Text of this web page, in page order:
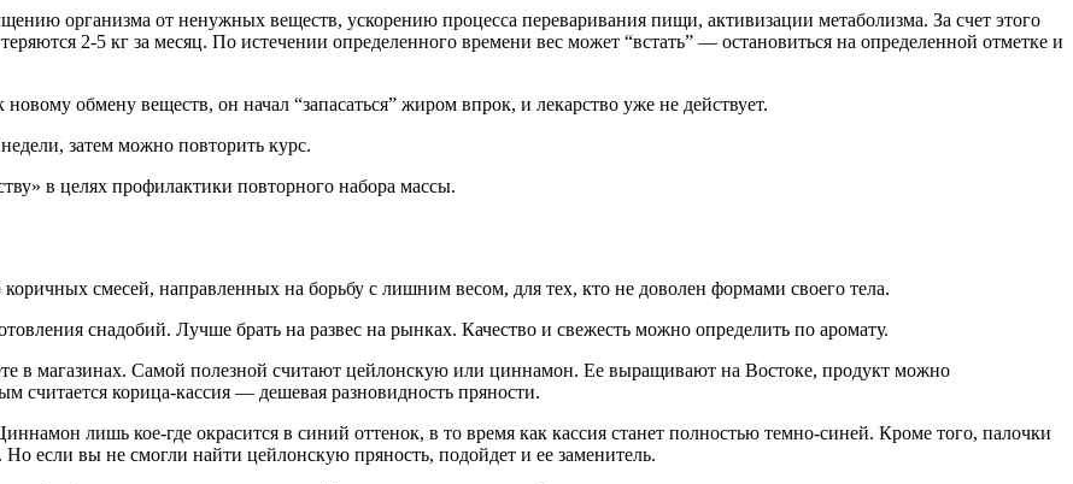
организма от ненужных веществ, ускорению процесса переваривания пищи, активизации метаболизма. За счет этого
2-5 кг за месяц. По истечении определенного времени вес может “встать” — остановиться на определенной отметке и
обмену веществ, он начал “запасаться” жиром впрок, и лекарство уже не действует.
затем можно повторить курс.
в целях профилактики повторного набора массы.
смесей, направленных на борьбу с лишним весом, для тех, кто не доволен формами своего тела.
снадобий. Лучше брать на развес на рынках. Качество и свежесть можно определить по аромату.
в магазинах. Самой полезной считают цейлонскую или циннамон. Ее выращивают на Востоке, продукт можно
считается корица-кассия — дешевая разновидность пряности.
лишь кое-где окрасится в синий оттенок, в то время как кассия станет полностью темно-синей. Кроме того, палочки
если вы не смогли найти цейлонскую пряность, подойдет и ее заменитель.